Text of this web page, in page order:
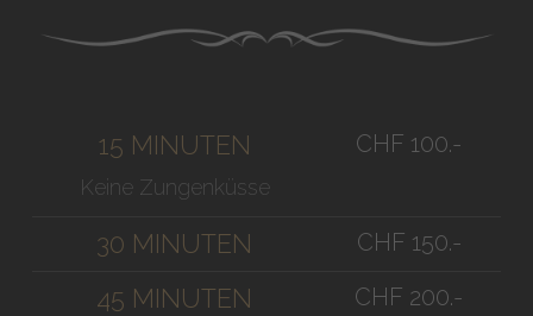
15 MINUTEN
Keine Zungenküsse
CHF 100.-
30 MINUTEN CHF 150.-
45 MINUTEN CHF 200.-